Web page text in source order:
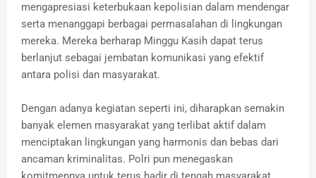
mengapresiasi keterbukaan kepolisian dalam mendengar
serta menanggapi berbagai permasalahan di lingkungan
mereka. Mereka berharap Minggu Kasih dapat terus
berlanjut sebagai jembatan komunikasi yang efektif
antara polisi dan masyarakat.
Dengan adanya kegiatan seperti ini, diharapkan semakin
banyak elemen masyarakat yang terlibat aktif dalam
menciptakan lingkungan yang harmonis dan bebas dari
ancaman kriminalitas. Polri pun menegaskan